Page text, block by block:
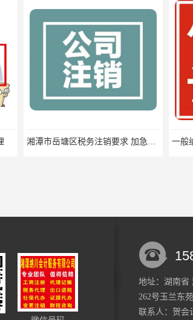
湘潭市岳塘区税务注销要求 加急办理
湘潭市雨湖区快速税务注销 一般纳税人税务申报 一站式服务
地址：湖南省
262号玉兰东
联系人：贺会